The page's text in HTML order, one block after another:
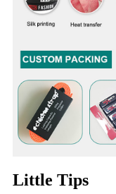
Little Tips